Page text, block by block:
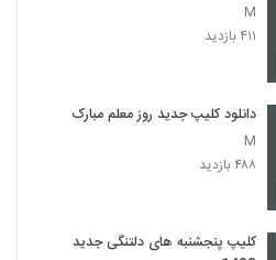
M
۴۱۱ بازدید
دانلود کلیپ جدید روز معلم مبارک
M
۴۸۸ بازدید
کلیپ پنجشنبه های دلتنگی جدید